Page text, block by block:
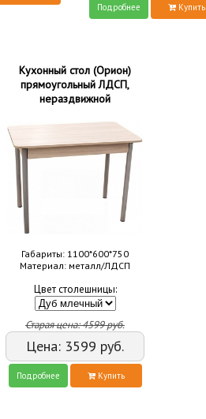
Подробнее Купить
Кухонный стол (Орион)
прямоугольный ЛДСП,
нераздвижной
Габариты: 1100*600*750
Материал: металл/ЛДСП
Цвет столешницы:
Старая цена:4599руб.
Цена: 3599 руб.
Подробнее Купить